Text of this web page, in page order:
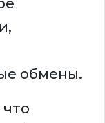
обмены.